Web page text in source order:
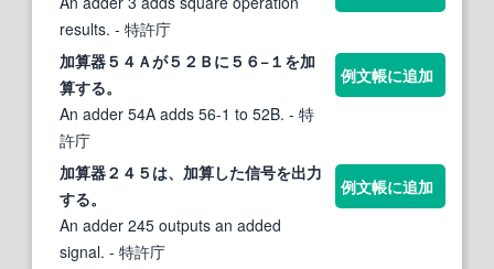
results. - 特許庁
加算器５４Ａが５２Ｂに５６−１を加
算する。
An adder 54A adds 56-1 to 52B. - 特
許庁
例文帳に追加
加算器２４５は、 加算した信号を出力
する。
An adder 245 outputs an added
signal. - 特許庁
例文帳に追加